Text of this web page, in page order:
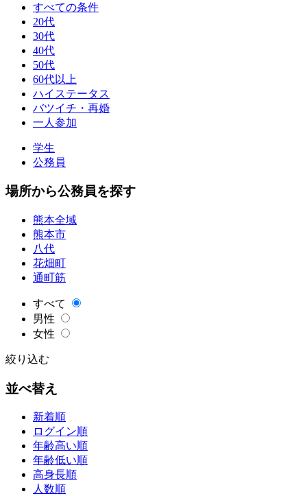
すべての条件
20代
30代
40代
50代
60代以上
ハイステータス
バツイチ・再婚
一人参加
学生
公務員
場所から公務員を探す
熊本全域
熊本市
八代
花畑町
通町筋
すべて
男性
女性
絞り込む
並べ替え
新着順
ログイン順
年齢高い順
年齢低い順
高身長順
人数順